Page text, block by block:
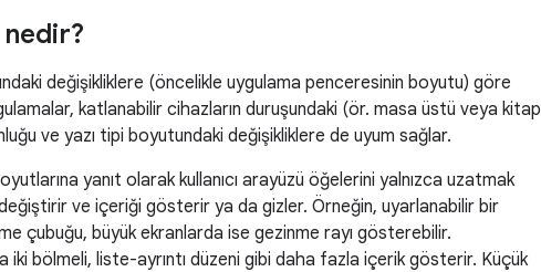
değişikliklere (öncelikle uygulama penceresinin boyutu) göre
katlanabilir cihazların duruşundaki (ör. masa üstü veya kitap
ve yazı tipi boyutundaki değişikliklere de uyum sağlar.
yanıt olarak kullanıcı arayüzü öğelerini yalnızca uzatmak
ve içeriği gösterir ya da gizler. Örneğin, uyarlanabilir bir
çubuğu, büyük ekranlarda ise gezinme rayı gösterebilir.
iki bölmeli, liste-ayrıntı düzeni gibi daha fazla içerik gösterir. Küçük